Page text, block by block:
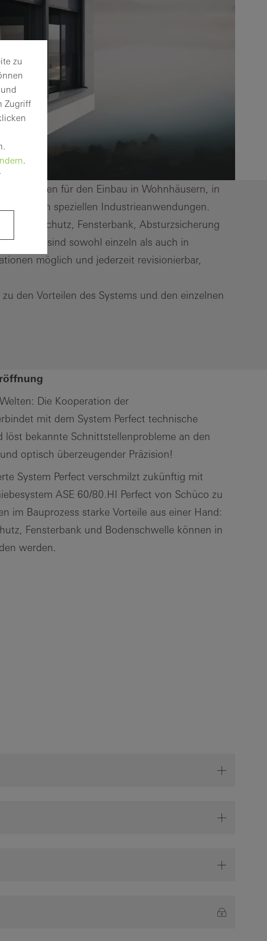
Optionen für den Einbau in Wohnhäusern, in
sogar in speziellen Industrieanwendungen.
Fensterbank, Absturzsicherung
sind sowohl einzeln als auch in
möglich und jederzeit revisionierbar,
zu den Vorteilen des Systems und den einzelnen
Die Kooperation der
mit dem System Perfect technische
löst bekannte Schnittstellenprobleme an den
optisch überzeugender Präzision!
System Perfect verschmilzt zukünftig mit
ASE 60/80.HI Perfect von Schüco zu
im Bauprozess starke Vorteile aus einer Hand:
Fensterbank und Bodenschwelle können in
werden.
zu
Zugriff
.